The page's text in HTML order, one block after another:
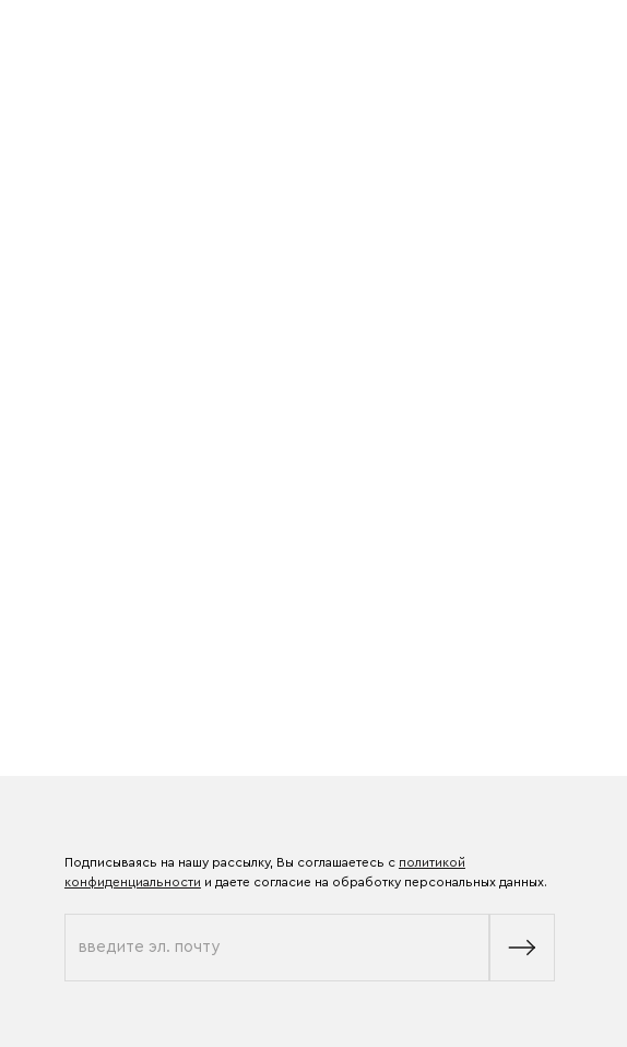
Подписываясь на нашу рассылку, Вы соглашаетесь с политикой
конфиденциальности и даете согласие на обработку персональных данных.